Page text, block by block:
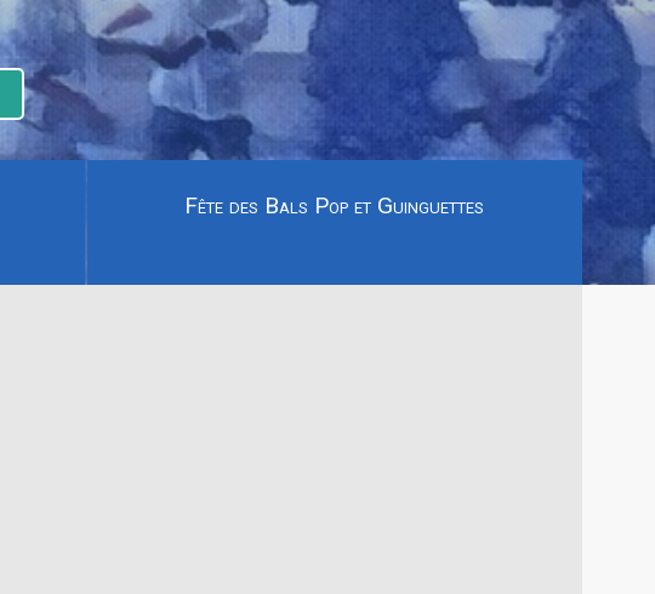
Fête des Bals Pop et Guinguettes